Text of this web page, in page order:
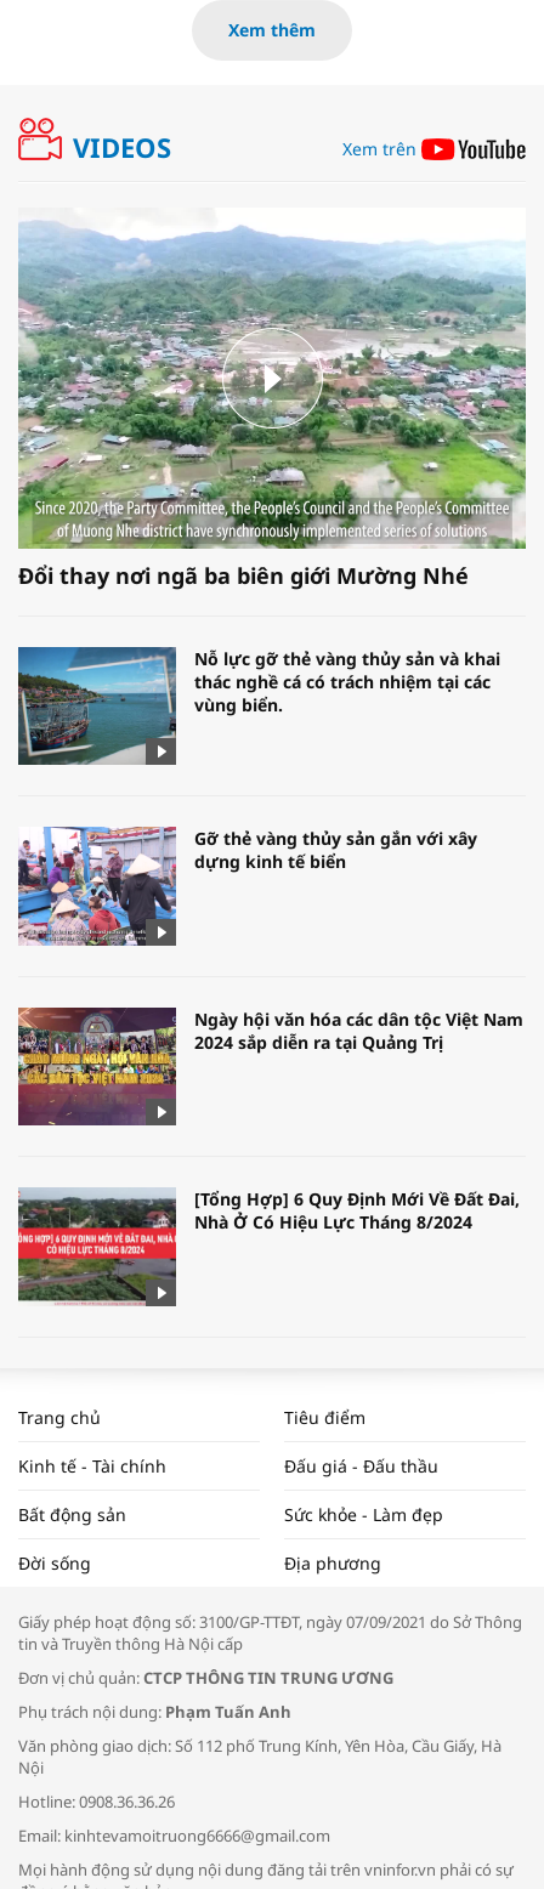
Xem thêm
VIDEOS Xem trên
Đổi thay nơi ngã ba biên giới Mường Nhé
Nỗ lực gỡ thẻ vàng thủy sản và khai
thác nghề cá có trách nhiệm tại các
vùng biển.
Gỡ thẻ vàng thủy sản gắn với xây
dựng kinh tế biển
Ngày hội văn hóa các dân tộc Việt Nam
2024 sắp diễn ra tại Quảng Trị
[Tổng Hợp] 6 Quy Định Mới Về Đất Đai,
Nhà Ở Có Hiệu Lực Tháng 8/2024
NAM NĂM 2024 VÀ NĂM 2025 | NHỊP
ĐẬP THỊ TRƯỜNG #62
Tọa đàm “Xúc tiến thương mại: Khơi
Bác sĩ tư vấn cách phòng tránh bệnh
đường hô hấp trong thời tiết giao mùa
Trang chủ Tiêu điểm
Kinh tế - Tài chính Đấu giá - Đấu thầu
Bất động sản Sức khỏe - Làm đẹp
Đời sống Địa phương
Giấy phép hoạt động số: 3100/GP-TTĐT, ngày 07/09/2021 do Sở Thông
tin và Truyền thông Hà Nội cấp
Đơn vị chủ quản:CTCP THÔNG TIN TRUNG ƯƠNG
Phụ trách nội dung: Phạm Tuấn Anh
Văn phòng giao dịch: Số 112 phố Trung Kính, Yên Hòa, Cầu Giấy, Hà
Nội
Hotline: 0908.36.36.26
Email: kinhtevamoitruong6666@gmail.com
Mọi hành động sử dụng nội dung đăng tải trên vninfor.vn phải có sự